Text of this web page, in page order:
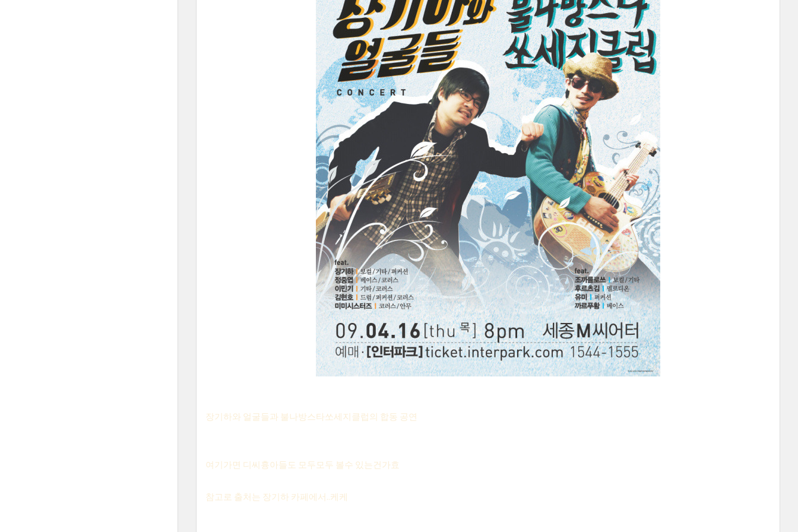
장기하와 얼굴들과 불나방스타쏘세지클럽의 합동 공연
여기가면 디씨흉아들도 모두모두 볼수 있는건가효
참고로 출처는 장기하 카페에서..케케